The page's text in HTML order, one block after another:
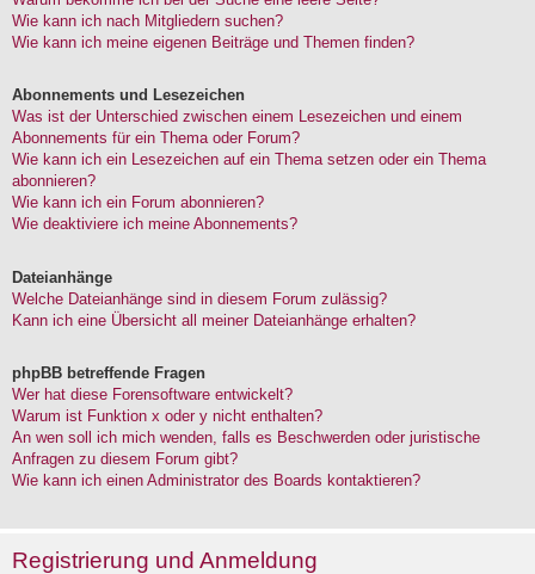
Wie kann ich nach Mitgliedern suchen?
Wie kann ich meine eigenen Beiträge und Themen finden?
Abonnements und Lesezeichen
Was ist der Unterschied zwischen einem Lesezeichen und einem
Abonnements für ein Thema oder Forum?
Wie kann ich ein Lesezeichen auf ein Thema setzen oder ein Thema
abonnieren?
Wie kann ich ein Forum abonnieren?
Wie deaktiviere ich meine Abonnements?
Dateianhänge
Welche Dateianhänge sind in diesem Forum zulässig?
Kann ich eine Übersicht all meiner Dateianhänge erhalten?
phpBB betreffende Fragen
Wer hat diese Forensoftware entwickelt?
Warum ist Funktion x oder y nicht enthalten?
An wen soll ich mich wenden, falls es Beschwerden oder juristische
Anfragen zu diesem Forum gibt?
Wie kann ich einen Administrator des Boards kontaktieren?
Registrierung und Anmeldung